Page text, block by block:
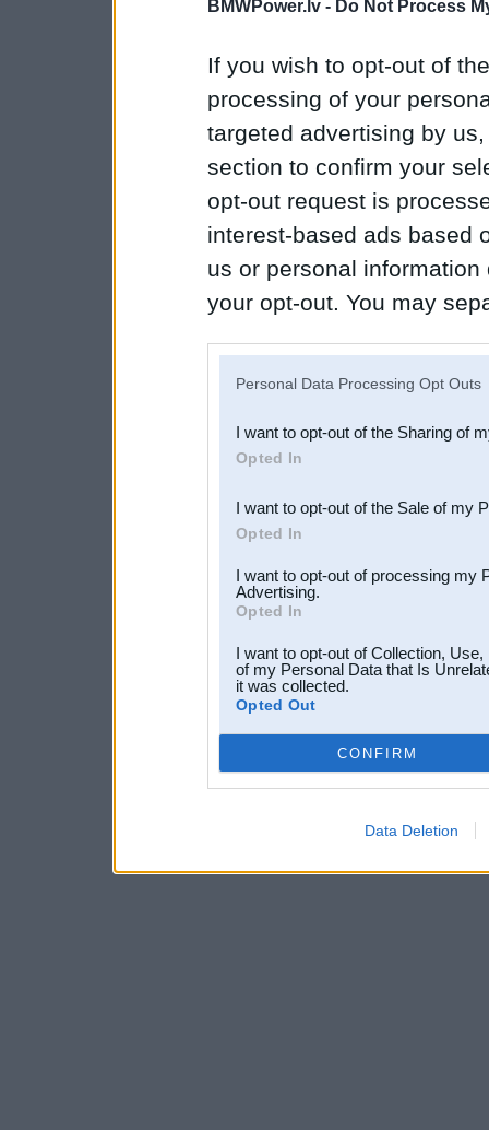
BMWPower.lv - Do Not Process
If you wish to opt-out of
processing of your
targeted advertising by
section to confirm your
opt-out request is
interest-based ads based
us or personal
your opt-out. You may
Downstream Participants
third parties.
Personal Data Processing Opt Outs
I want to opt-out of the Sharing of
Opted In
I want to opt-out of the Sale of my
Opted In
I want to opt-out of processing my
Advertising.
Opted In
I want to opt-out of Collection,
of my Personal Data that Is
it was collected.
Opted Out
CONFIRM
Data Deletion